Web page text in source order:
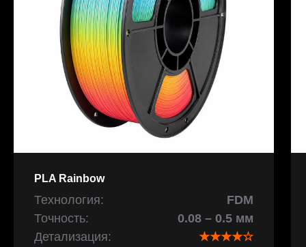
PLA Rainbow
Технология:
FDM
Точность:
0.08 – 0.5 мм
Детализация:
★★★★☆